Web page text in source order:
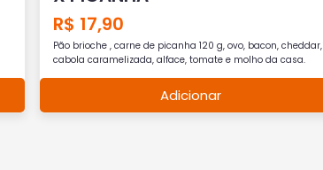
R$ 17,90
Pão brioche , carne de picanha 120 g, ovo, bacon, cheddar,
cabola caramelizada, alface, tomate e molho da casa.
Adicionar